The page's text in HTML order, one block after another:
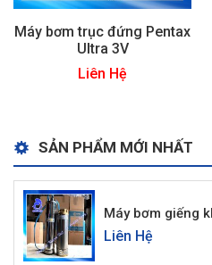
Máy bơm trục đứng Pentax
Ultra 3V
Liên Hệ
SẢN PHẨM MỚI NHẤT
Máy bơm giếng
Liên Hệ